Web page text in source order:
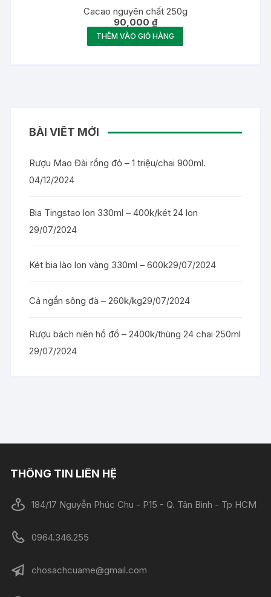
Cacao nguyên chất 250g
90,000 ₫
THÊM VÀO GIỎ HÀNG
BÀI VIẾT MỚI
Rượu Mao Đài rồng đỏ – 1 triệu/chai 900ml.
04/12/2024
Bia Tingstao lon 330ml – 400k/két 24 lon
29/07/2024
Két bia lào lon vàng 330ml – 600k29/07/2024
Cá ngần sông đà – 260k/kg29/07/2024
Rượu bách niên hồ đồ – 2400k/thùng 24 chai 250ml
29/07/2024
THÔNG TIN LIÊN HỆ
184/17 Nguyễn Phúc Chu - P15 - Q. Tân Bình - Tp HCM
0964.346.255
chosachcuame@gmail.com